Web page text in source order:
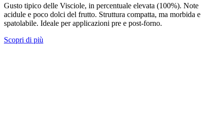
Gusto tipico delle Visciole, in percentuale elevata (100%). Note
acidule e poco dolci del frutto. Struttura compatta, ma morbida e
spatolabile. Ideale per applicazioni pre e post-forno.
Scopri di più